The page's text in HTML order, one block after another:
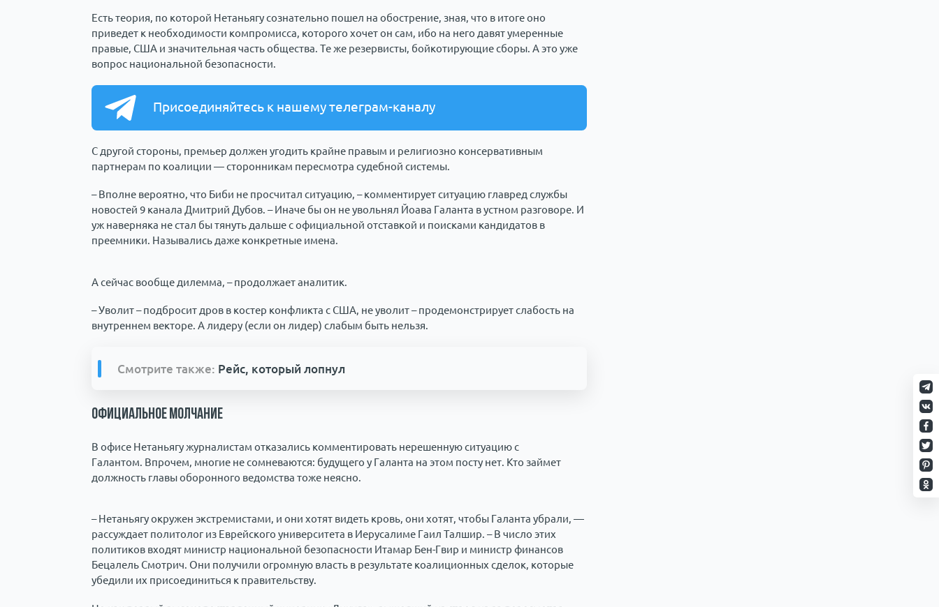
Есть теория, по которой Нетаньягу сознательно пошел на обострение, зная, что в итоге оно
приведет к необходимости компромисса, которого хочет он сам, ибо на него давят умеренные
правые, США и значительная часть общества. Те же резервисты, бойкотирующие сборы. А это уже
вопрос национальной безопасности.
Присоединяйтесь к нашему телеграм-каналу
С другой стороны, премьер должен угодить крайне правым и религиозно консервативным
партнерам по коалиции — сторонникам пересмотра судебной системы.
– Вполне вероятно, что Биби не просчитал ситуацию, – комментирует ситуацию главред службы
новостей 9 канала Дмитрий Дубов. – Иначе бы он не увольнял Йоава Галанта в устном разговоре. И
уж наверняка не стал бы тянуть дальше с официальной отставкой и поисками кандидатов в
преемники. Назывались даже конкретные имена.
А сейчас вообще дилемма, – продолжает аналитик.
– Уволит – подбросит дров в костер конфликта с США, не уволит – продемонстрирует слабость на
внутреннем векторе. А лидеру (если он лидер) слабым быть нельзя.
Смотрите также: Рейс, который лопнул
Официальное молчание
В офисе Нетаньягу журналистам отказались комментировать нерешенную ситуацию с
Галантом. Впрочем, многие не сомневаются: будущего у Галанта на этом посту нет. Кто займет
должность главы оборонного ведомства тоже неясно.
– Нетаньягу окружен экстремистами, и они хотят видеть кровь, они хотят, чтобы Галанта убрали, —
рассуждает политолог из Еврейского университета в Иерусалиме Гаил Талшир. – В число этих
политиков входят министр национальной безопасности Итамар Бен-Гвир и министр финансов
Бецалель Смотрич. Они получили огромную власть в результате коалиционных сделок, которые
убедили их присоединиться к правительству.